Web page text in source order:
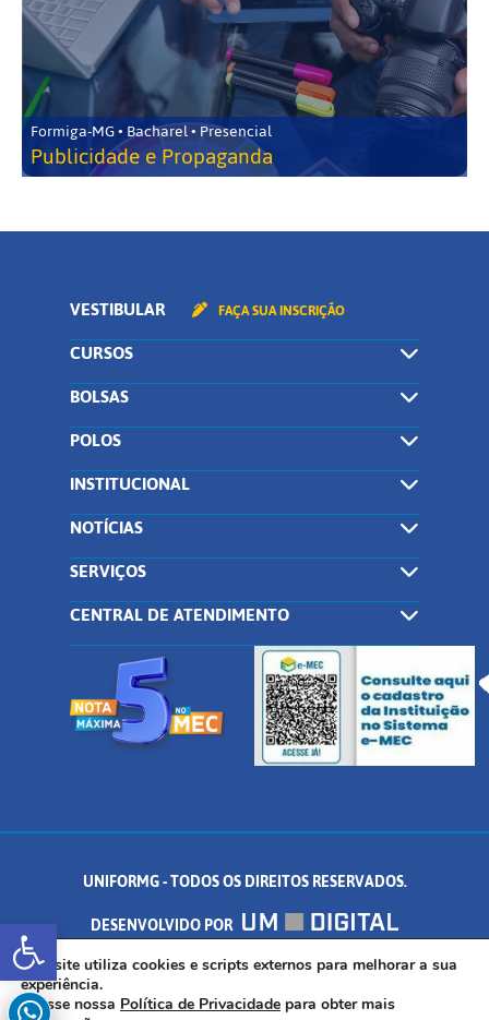
Abrir a barra de ferramentas
Formiga-MG • Bacharel • Presencial
Publicidade e Propaganda
VESTIBULAR FAÇA SUA INSCRIÇÃO
CURSOS
BOLSAS
POLOS
INSTITUCIONAL
NOTÍCIAS
SERVIÇOS
CENTRAL DE ATENDIMENTO
UNIFORMG - TODOS OS DIREITOS RESERVADOS.
DESENVOLVIDO POR
AV. DR. ARNALDO DE SENNA, 328 - PALMEIRAS, FORMIGA/MG - CEP:
35.574.530
Este site utiliza cookies e scripts externos para melhorar a sua
experiência.
Acesse nossa Política de Privacidade para obter mais